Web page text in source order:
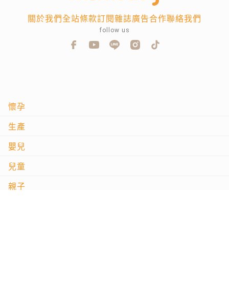
懷孕
生產
嬰兒
兒童
親子
關於我們全站條款訂閱雜誌廣告合作聯絡我們
follow us